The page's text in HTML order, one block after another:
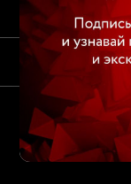
ВИДЕО